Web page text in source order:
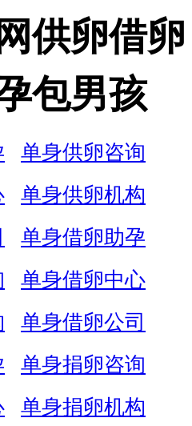
供卵借卵
包男孩
单身供卵咨询
单身供卵机构
单身借卵助孕
单身借卵中心
单身借卵公司
单身捐卵咨询
单身捐卵机构